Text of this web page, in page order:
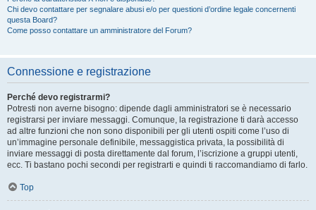
Chi devo contattare per segnalare abusi e/o per questioni d’ordine legale concernenti
questa Board?
Come posso contattare un amministratore del Forum?
Connessione e registrazione
Perché devo registrarmi?
Potresti non averne bisogno: dipende dagli amministratori se è necessario
registrarsi per inviare messaggi. Comunque, la registrazione ti darà accesso
ad altre funzioni che non sono disponibili per gli utenti ospiti come l’uso di
un’immagine personale definibile, messaggistica privata, la possibilità di
inviare messaggi di posta direttamente dal forum, l’iscrizione a gruppi utenti,
ecc. Ti bastano pochi secondi per registrarti e quindi ti raccomandiamo di farlo.
Top